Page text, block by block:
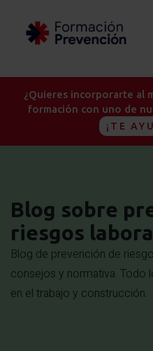
¿Quieres incorporarte al
formación con uno de
¡TE
Blog sobre
riesgos
Blog de prevención de
consejos y normativa. Todo
en el trabajo y construcción.